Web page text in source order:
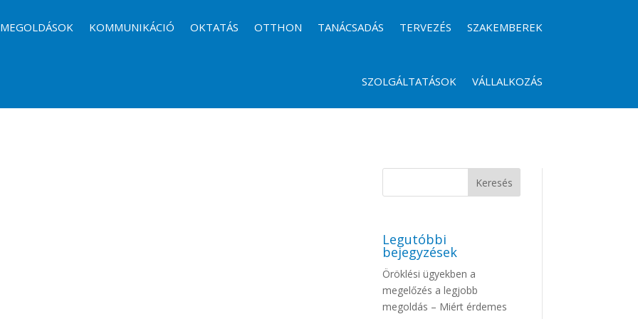
KOMMUNIKÁCIÓ OKTATÁS OTTHON TANÁCSADÁS TERVEZÉS SZAKEMBEREK
SZOLGÁLTATÁSOK VÁLLALKOZÁS
Legutóbbi
bejegyzések
Öröklési ügyekben a
megelőzés a legjobb
megoldás – Miért érdemes